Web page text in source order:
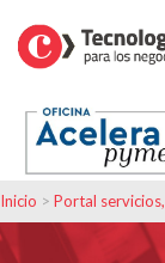
Inicio > Portal